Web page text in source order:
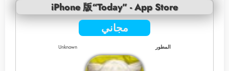
iPhone 版“Today” - App Store
مجاني
المطور Unknown